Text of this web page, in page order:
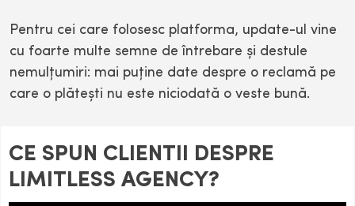
Pentru cei care folosesc platforma, update-ul vine
cu foarte multe semne de întrebare şi destule
nemulţumiri: mai puţine date despre o reclamă pe
care o plăteşti nu este niciodată o veste bună.
CE SPUN CLIENTII DESPRE
LIMITLESS AGENCY?